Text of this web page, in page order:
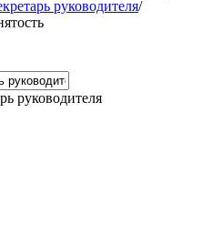
руководителя/
руководителя